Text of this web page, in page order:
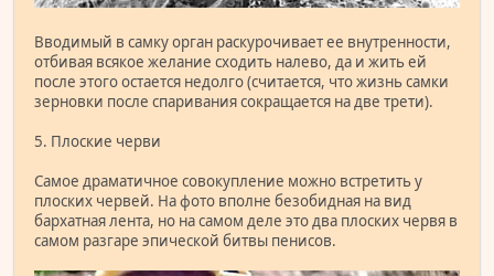
Вводимый в самку орган раскурочивает ее внутренности,
отбивая всякое желание сходить налево, да и жить ей
после этого остается недолго (считается, что жизнь самки
зерновки после спаривания сокращается на две трети).
5. Плоские черви
Самое драматичное совокупление можно встретить у
плоских червей. На фото вполне безобидная на вид
бархатная лента, но на самом деле это два плоских червя в
самом разгаре эпической битвы пенисов.